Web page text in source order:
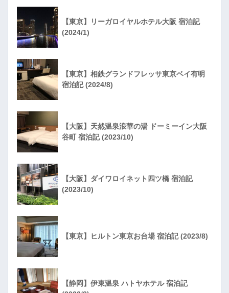
【東京】リーガロイヤルホテル大阪 宿泊記
(2024/1)
【東京】相鉄グランドフレッサ東京ベイ有明
宿泊記 (2024/8)
【大阪】天然温泉浪華の湯 ドーミーイン大阪
谷町 宿泊記 (2023/10)
【大阪】ダイワロイネット四ツ橋 宿泊記
(2023/10)
【東京】ヒルトン東京お台場 宿泊記 (2023/8)
【静岡】伊東温泉 ハトヤホテル 宿泊記